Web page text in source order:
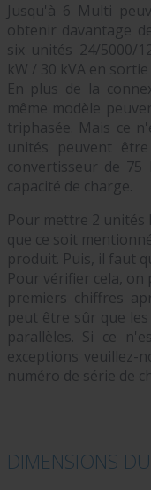
Jusqu'à 6 Multi
obtenir davantage
six unités 24/5000/
kW / 30 kVA en
En plus de la
même modèle
triphasée. Mais ce
unités peuvent
convertisseur de
capacité de charge.
Pour mettre 2
que ce soit
produit. Puis, il faut
Pour vérifier cela,
premiers chiffres
peut être sûr que
parallèles. Si ce
exceptions veuillez-
numéro de série de
DIMENSIONS